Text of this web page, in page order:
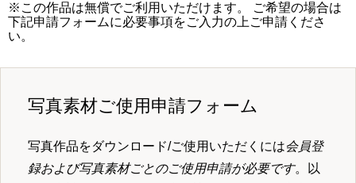
※この作品は無償でご利用いただけます。 ご希望の場合は
下記申請フォームに必要事項をご入力の上ご申請くださ
い。
写真素材ご使用申請フォーム
写真作品をダウンロード/ご使用いただくには会員登
録および写真素材ごとのご使用申請が必要です。以